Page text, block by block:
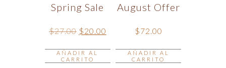
Spring Sale
$27.00 El
precio
era:
$27.00.
$20.00
precio
$20.00.
AÑADIR AL
CARRITO
August Offer
$72.00
AÑADIR AL
CARRITO